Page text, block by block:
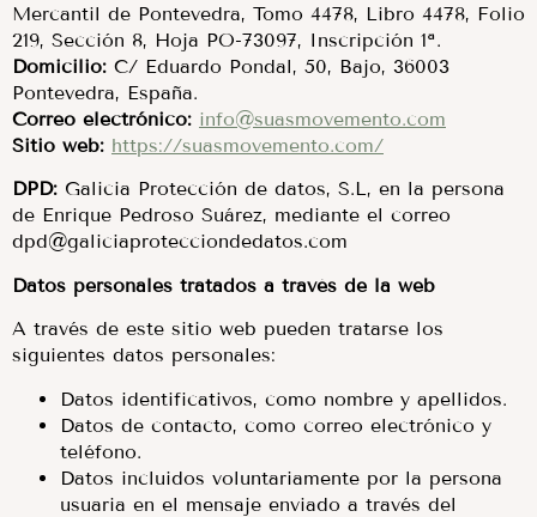
Mercantil de Pontevedra, Tomo 4478, Libro 4478, Folio
219, Sección 8, Hoja PO-73097, Inscripción 1ª.
Domicilio: C/ Eduardo Pondal, 50, Bajo, 36003
Pontevedra, España.
Correo electrónico: info@suasmovemento.com
Sitio web: https://suasmovemento.com/
DPD: Galicia Protección de datos, S.L, en la persona
de Enrique Pedroso Suárez, mediante el correo
dpd@galiciaprotecciondedatos.com
Datos personales tratados a través de la web
A través de este sitio web pueden tratarse los
siguientes datos personales:
Datos identificativos, como nombre y apellidos.
Datos de contacto, como correo electrónico y
teléfono.
Datos incluidos voluntariamente por la persona
usuaria en el mensaje enviado a través del